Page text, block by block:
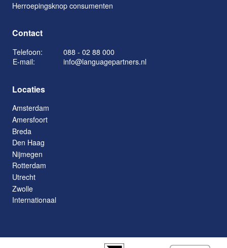
Herroepingsknop consumenten
Contact
Telefoon:
088 - 02 88 000
E-mail:
info@languagepartners.nl
Locaties
Amsterdam
Amersfoort
Breda
Den Haag
Nijmegen
Rotterdam
Utrecht
Zwolle
Internationaal